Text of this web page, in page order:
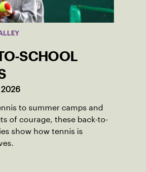
SCHOOL
to summer camps and
of courage, these back-to-
show how tennis is